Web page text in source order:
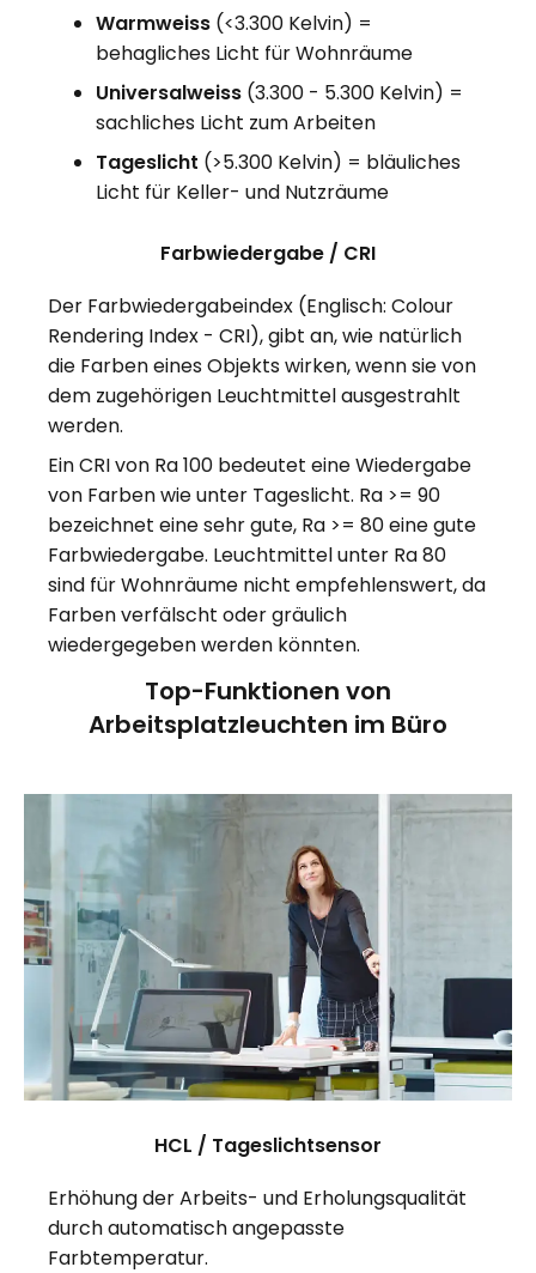
Warmweiss (<3.300 Kelvin) =
behagliches Licht für Wohnräume
Universalweiss (3.300 - 5.300 Kelvin) =
sachliches Licht zum Arbeiten
Tageslicht (>5.300 Kelvin) = bläuliches
Licht für Keller- und Nutzräume
Farbwiedergabe / CRI
Der Farbwiedergabeindex (Englisch: Colour
Rendering Index - CRI), gibt an, wie natürlich
die Farben eines Objekts wirken, wenn sie von
dem zugehörigen Leuchtmittel ausgestrahlt
werden.
Ein CRI von Ra 100 bedeutet eine Wiedergabe
von Farben wie unter Tageslicht. Ra >= 90
bezeichnet eine sehr gute, Ra >= 80 eine gute
Farbwiedergabe. Leuchtmittel unter Ra 80
sind für Wohnräume nicht empfehlenswert, da
Farben verfälscht oder gräulich
wiedergegeben werden könnten.
Top-Funktionen von
Arbeitsplatzleuchten im Büro
HCL / Tageslichtsensor
Erhöhung der Arbeits- und Erholungsqualität
durch automatisch angepasste
Farbtemperatur.